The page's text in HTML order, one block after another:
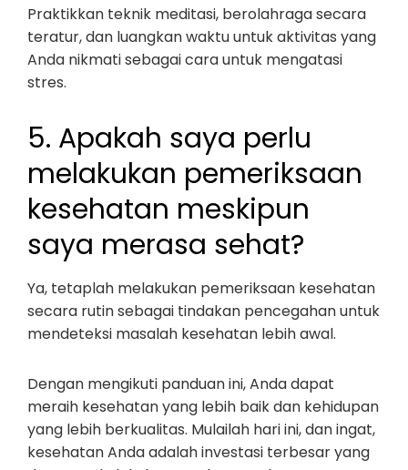
Praktikkan teknik meditasi, berolahraga secara
teratur, dan luangkan waktu untuk aktivitas yang
Anda nikmati sebagai cara untuk mengatasi
stres.
5. Apakah saya perlu
melakukan pemeriksaan
kesehatan meskipun
saya merasa sehat?
Ya, tetaplah melakukan pemeriksaan kesehatan
secara rutin sebagai tindakan pencegahan untuk
mendeteksi masalah kesehatan lebih awal.
Dengan mengikuti panduan ini, Anda dapat
meraih kesehatan yang lebih baik dan kehidupan
yang lebih berkualitas. Mulailah hari ini, dan ingat,
kesehatan Anda adalah investasi terbesar yang